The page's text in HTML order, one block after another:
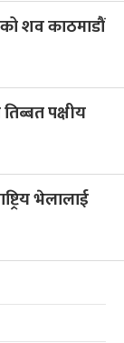
शव काठमाडौं
तिब्बत पक्षीय
भेलालाई